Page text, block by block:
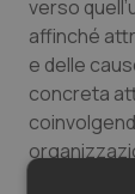
Salute
Tiroide
verso
affinché
e delle
concreta